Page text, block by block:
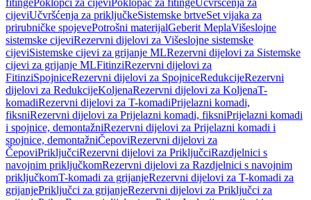
fitingePoklopci za cijeviPoklopac za fitingeUčvršćenja za
cijeviUčvršćenja za priključkeSistemske brtveSet vijaka za
prirubničke spojevePotrošni materijalGeberit MeplaVišeslojne
sistemske cijeviRezervni dijelovi za Višeslojne sistemske
cijeviSistemske cijevi za grijanje MLRezervni dijelovi za Sistemske
cijevi za grijanje MLFitinziRezervni dijelovi za
FitinziSpojniceRezervni dijelovi za SpojniceRedukcijeRezervni
dijelovi za RedukcijeKoljenaRezervni dijelovi za KoljenaT-
komadiRezervni dijelovi za T-komadiPrijelazni komadi,
fiksniRezervni dijelovi za Prijelazni komadi, fiksniPrijelazni komadi
i spojnice, demontažniRezervni dijelovi za Prijelazni komadi i
spojnice, demontažniČepoviRezervni dijelovi za
ČepoviPriključciRezervni dijelovi za PriključciRazdjelnici s
navojnim priključkomRezervni dijelovi za Razdjelnici s navojnim
priključkomT-komadi za grijanjeRezervni dijelovi za T-komadi za
grijanjePriključci za grijanjeRezervni dijelovi za Priključci za